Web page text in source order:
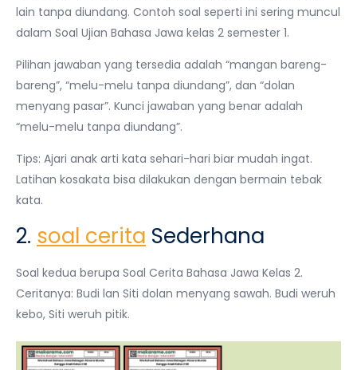
lain tanpa diundang. Contoh soal seperti ini sering muncul
dalam Soal Ujian Bahasa Jawa kelas 2 semester 1.
Pilihan jawaban yang tersedia adalah “mangan bareng-
bareng”, “melu-melu tanpa diundang”, dan “dolan
menyang pasar”. Kunci jawaban yang benar adalah
“melu-melu tanpa diundang”.
Tips: Ajari anak arti kata sehari-hari biar mudah ingat.
Latihan kosakata bisa dilakukan dengan bermain tebak
kata.
2. soal cerita Sederhana
Soal kedua berupa Soal Cerita Bahasa Jawa Kelas 2.
Ceritanya: Budi lan Siti dolan menyang sawah. Budi weruh
kebo, Siti weruh pitik.